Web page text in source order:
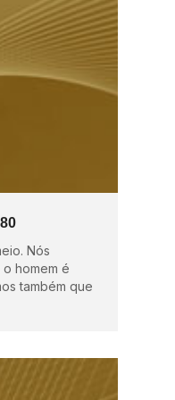
Nós
homem é
também que